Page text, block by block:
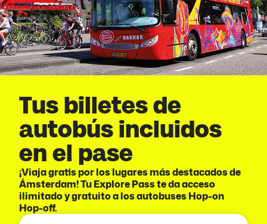
Tus billetes de
autobús incluidos
en el pase
¡Viaja gratis por los lugares más destacados de
Ámsterdam! Tu Explore Pass te da acceso
ilimitado y gratuito a los autobuses Hop-on
Hop-off.